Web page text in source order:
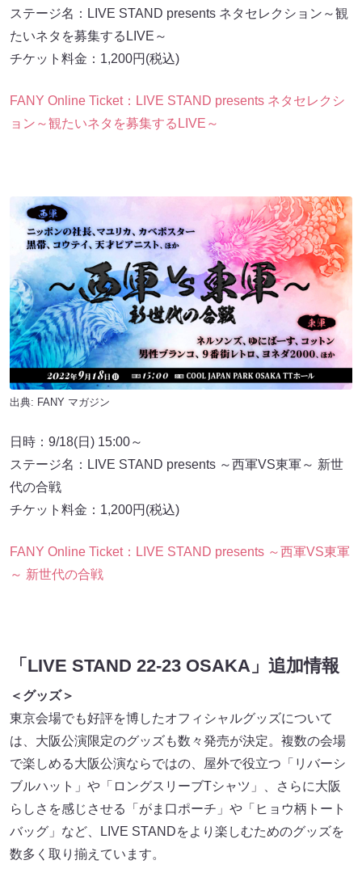
ステージ名：LIVE STAND presents ネタセレクション～観
たいネタを募集するLIVE～
チケット料金：1,200円(税込)
FANY Online Ticket：LIVE STAND presents ネタセレクシ
ョン～観たいネタを募集するLIVE～
出典: FANY マガジン
日時：9/18(日) 15:00～
ステージ名：LIVE STAND presents ～西軍VS東軍～ 新世
代の合戦
チケット料金：1,200円(税込)
FANY Online Ticket：LIVE STAND presents ～西軍VS東軍
～ 新世代の合戦
「LIVE STAND 22-23 OSAKA」追加情報
＜グッズ＞
東京会場でも好評を博したオフィシャルグッズについて
は、大阪公演限定のグッズも数々発売が決定。複数の会場
で楽しめる大阪公演ならではの、屋外で役立つ「リバーシ
ブルハット」や「ロングスリーブTシャツ」、さらに大阪
らしさを感じさせる「がま口ポーチ」や「ヒョウ柄トート
バッグ」など、LIVE STANDをより楽しむためのグッズを
数多く取り揃えています。